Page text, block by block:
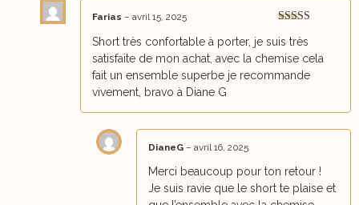
Farias – avril 15, 2025
Short très confortable à porter, je suis très
satisfaite de mon achat, avec la chemise cela
fait un ensemble superbe je recommande
vivement, bravo à Diane G
DianeG – avril 16, 2025
Merci beaucoup pour ton retour !
Je suis ravie que le short te plaise et